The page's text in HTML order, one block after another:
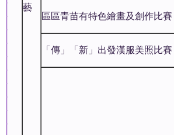
藝
區區青苗有特色繪畫及創作比賽
「傳」「新」出發漢服美照比賽